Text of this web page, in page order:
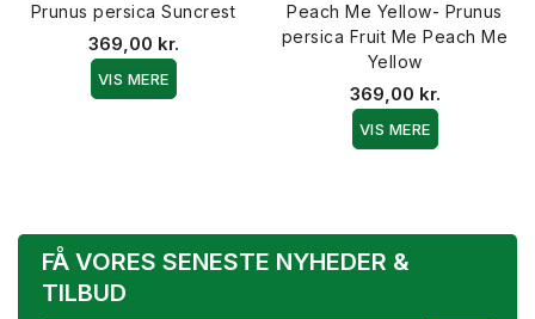
Prunus persica Suncrest
369,00 kr.
VIS MERE
Peach Me Yellow- Prunus
persica Fruit Me Peach Me
Yellow
369,00 kr.
VIS MERE
FÅ VORES SENESTE NYHEDER &
TILBUD